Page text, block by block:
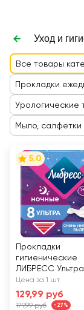
Уход и
Все товары
Прокладки
Урологические
Мыло, салфетки
5.0
Прокладки
гигиенические
ЛИБРЕСС Ультра
ночные с мягкой
поверхностью,
Цена за 1 шт
129,99 руб
179,99 руб -27%